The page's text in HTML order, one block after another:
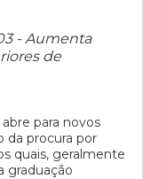
- Aumenta
de
para novos
da procura por
quais, geralmente
graduação